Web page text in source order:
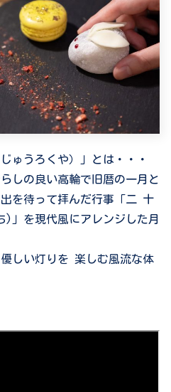
ゅうろくや）」とは・・・
しの良い高輪で旧暦の一月と
を待って拝んだ行事「二 十
)」を現代風にアレンジした月
しい灯りを 楽しむ風流な体